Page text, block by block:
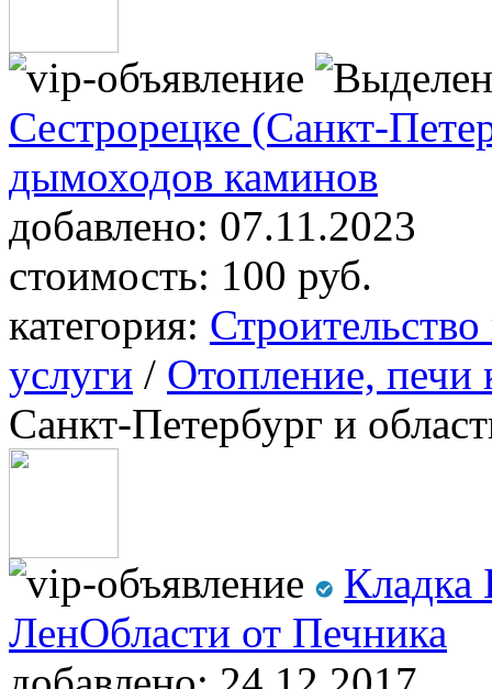
Сестрорецке (Санкт-
дымоходов каминов
добавлено: 07.11.2023
стоимость: 100 руб.
категория:
услуги / Отопление,
Санкт-Петербург и
ЛенОбласти от Печника